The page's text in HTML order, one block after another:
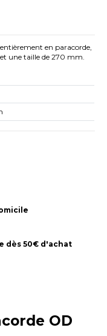
en paracorde,
une taille de 270 mm.
dès 50€ d'achat
OD